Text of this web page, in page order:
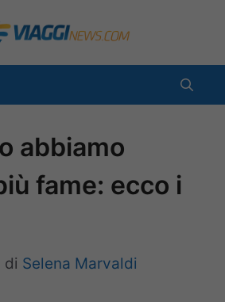
abbiamo
fame: ecco i
di Selena Marvaldi